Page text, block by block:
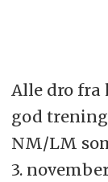
Alle dro fra
god
NM/LM
3.